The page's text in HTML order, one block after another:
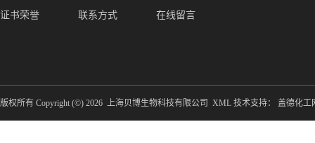
证书荣誉
联系方式 在线留言
版权所有 Copyright (©) 2026 上海贝博生物科技有限公司 XML 技术支持： 盖德化工